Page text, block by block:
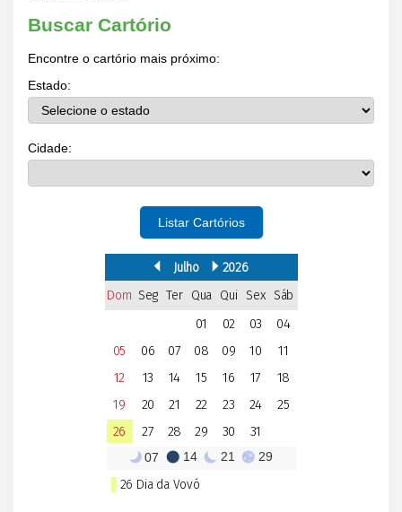
Buscar Cartório
Encontre o cartório mais próximo:
Estado:
Cidade:
Listar Cartórios